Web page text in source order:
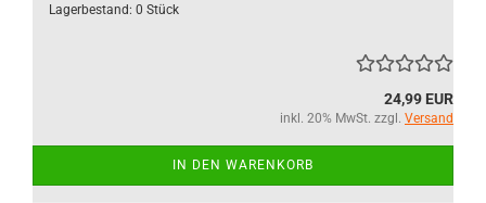
Lagerbestand: 0 Stück
24,99 EUR
inkl. 20% MwSt. zzgl. Versand
IN DEN WARENKORB